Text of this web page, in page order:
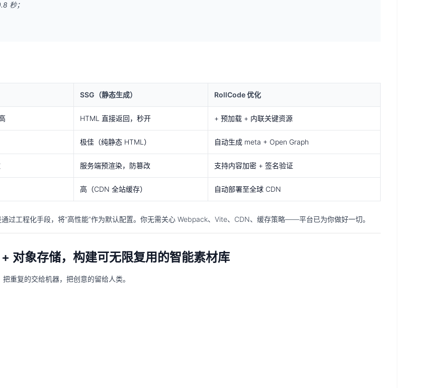
秒；
SSG（静态生成） RollCode 优化
HTML 直接返回，秒开 + 预加载 + 内联关键资源
极佳（纯静态 HTML） 自动生成 meta + Open Graph
服务端预渲染，防篡改 支持内容加密 + 签名验证
高（CDN 全站缓存） 自动部署至全球 CDN
过工程化手段，将“高性能”作为默认配置。你无需关心 Webpack、Vite、CDN、缓存策略——平台已为你做好一切。
对象存储，构建可无限复用的智能素材库
把重复的交给机器，把创意的留给人类。